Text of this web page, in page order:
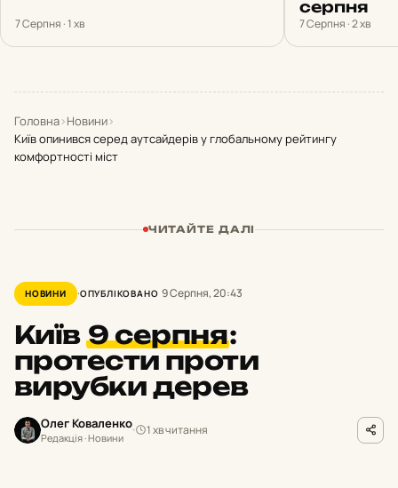
7 Серпня · 1 хв
серпня
7 Серпня · 2 хв
Головна›Новини›
Київ опинився серед аутсайдерів у глобальному рейтингу
комфортності міст
ЧИТАЙТЕ ДАЛІ
НОВИНИ ОПУБЛІКОВАНО 9 Серпня, 20:43
Київ9 серпня:
протести проти
вирубки дерев
Олег Коваленко
Редакція · Новини
1 хв читання